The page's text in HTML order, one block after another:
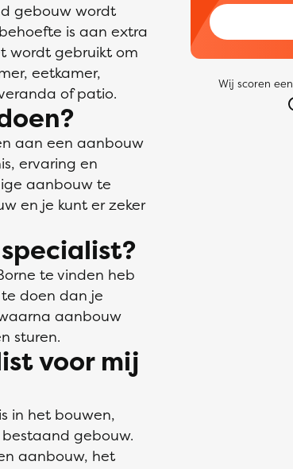
gebouw wordt
is aan extra
wordt gebruikt om
eetkamer,
of patio.
aan een aanbouw
ervaring en
aanbouw te
en je kunt er zeker
te vinden heb
doen dan je
aanbouw
sturen.
voor mij
in het bouwen,
gebouw.
aanbouw, het
Wij scoren een